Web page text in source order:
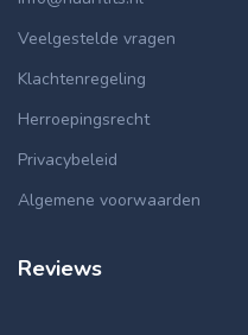
Veelgestelde vragen
Klachtenregeling
Herroepingsrecht
Privacybeleid
Algemene voorwaarden
Reviews